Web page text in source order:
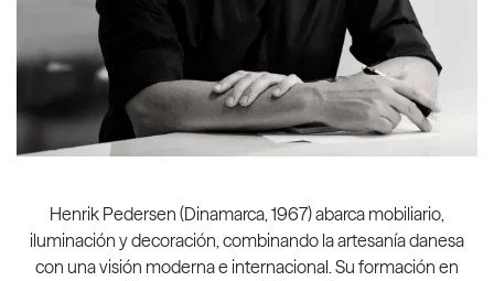
Henrik Pedersen (Dinamarca, 1967) abarca mobiliario,
iluminación y decoración, combinando la artesanía danesa
con una visión moderna e internacional. Su formación en